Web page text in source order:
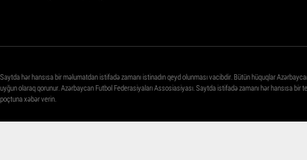
Saytda hər hansısa bir məlumatdan istifadə zamanı istinadın qeyd olunması vacibdir. Bütün hüquqlar
uyğun olaraq qorunur. Azərbaycan Futbol Federasiyaları Assosiasiyası. Saytda istifadə zamanı hər hansısa
poçtuna xəbər verin.